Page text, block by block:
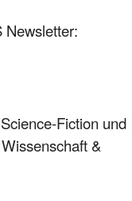
Newsletter:
Fiction und
&